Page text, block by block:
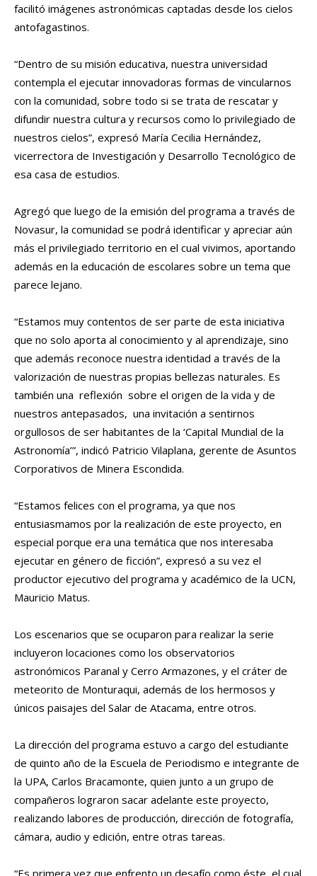
facilitó imágenes astronómicas captadas desde los cielos
antofagastinos.
“Dentro de su misión educativa, nuestra universidad
contempla el ejecutar innovadoras formas de vincularnos
con la comunidad, sobre todo si se trata de rescatar y
difundir nuestra cultura y recursos como lo privilegiado de
nuestros cielos”, expresó María Cecilia Hernández,
vicerrectora de Investigación y Desarrollo Tecnológico de
esa casa de estudios.
Agregó que luego de la emisión del programa a través de
Novasur, la comunidad se podrá identificar y apreciar aún
más el privilegiado territorio en el cual vivimos, aportando
además en la educación de escolares sobre un tema que
parece lejano.
“Estamos muy contentos de ser parte de esta iniciativa
que no solo aporta al conocimiento y al aprendizaje, sino
que además reconoce nuestra identidad a través de la
valorización de nuestras propias bellezas naturales. Es
también una reflexión sobre el origen de la vida y de
nuestros antepasados, una invitación a sentirnos
orgullosos de ser habitantes de la ‘Capital Mundial de la
Astronomía’”, indicó Patricio Vilaplana, gerente de Asuntos
Corporativos de Minera Escondida.
“Estamos felices con el programa, ya que nos
entusiasmamos por la realización de este proyecto, en
especial porque era una temática que nos interesaba
ejecutar en género de ficción”, expresó a su vez el
productor ejecutivo del programa y académico de la UCN,
Mauricio Matus.
Los escenarios que se ocuparon para realizar la serie
incluyeron locaciones como los observatorios
astronómicos Paranal y Cerro Armazones, y el cráter de
meteorito de Monturaqui, además de los hermosos y
únicos paisajes del Salar de Atacama, entre otros.
La dirección del programa estuvo a cargo del estudiante
de quinto año de la Escuela de Periodismo e integrante de
la UPA, Carlos Bracamonte, quien junto a un grupo de
compañeros lograron sacar adelante este proyecto,
realizando labores de producción, dirección de fotografía,
cámara, audio y edición, entre otras tareas.
“Es primera vez que enfrento un desafío como éste, el cual